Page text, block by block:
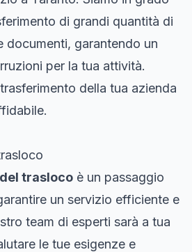
di grandi quantità di
documenti, garantendo un
per la tua attività.
della tua azienda
trasloco è un passaggio
un servizio efficiente e
team di esperti sarà a tua
le tue esigenze e